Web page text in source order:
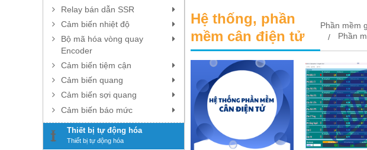
Relay bán dẫn SSR
Cảm biến nhiệt độ
Bộ mã hóa vòng quay
Encoder
Cảm biến tiệm cận
Cảm biến quang
Cảm biến sợi quang
Cảm biến báo mức
Thiết bị tự động hóa
Thiết bị tự động hóa
Hệ thống, phần
mềm cân điện tử
Phần mềm
Phần